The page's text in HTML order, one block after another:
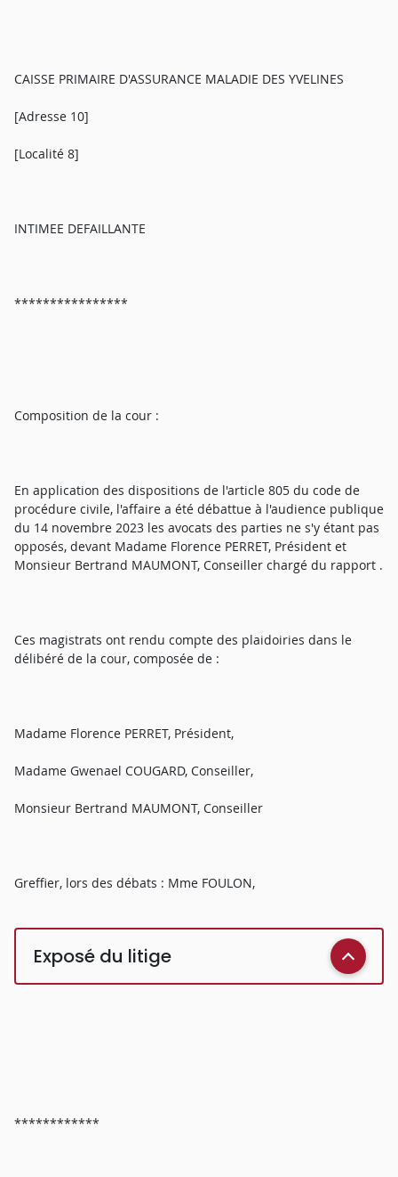
CAISSE PRIMAIRE D'ASSURANCE MALADIE DES YVELINES
[Adresse 10]
[Localité 8]
INTIMEE DEFAILLANTE
****************
Composition de la cour :
En application des dispositions de l'article 805 du code de
procédure civile, l'affaire a été débattue à l'audience publique
du 14 novembre 2023 les avocats des parties ne s'y étant pas
opposés, devant Madame Florence PERRET, Président et
Monsieur Bertrand MAUMONT, Conseiller chargé du rapport .
Ces magistrats ont rendu compte des plaidoiries dans le
délibéré de la cour, composée de :
Madame Florence PERRET, Président,
Madame Gwenael COUGARD, Conseiller,
Monsieur Bertrand MAUMONT, Conseiller
Greffier, lors des débats : Mme FOULON,
Exposé du litige
************